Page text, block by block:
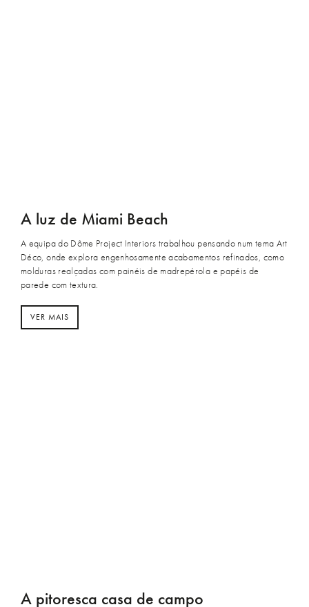
A luz de Miami Beach
A equipa do Dôme Project Interiors trabalhou pensando num tema Art
Déco, onde explora engenhosamente acabamentos refinados, como
molduras realçadas com painéis de madrepérola e papéis de
parede com textura.
VER MAIS
A pitoresca casa de campo